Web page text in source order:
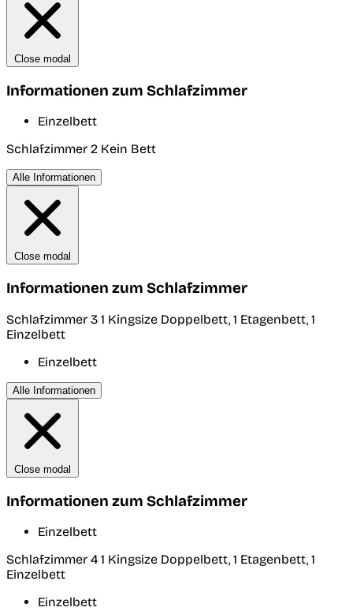
Close modal
Informationen zum Schlafzimmer
Einzelbett
Schlafzimmer 2 Kein Bett
Alle Informationen
Close modal
Informationen zum Schlafzimmer
Schlafzimmer 3 1 Kingsize Doppelbett, 1 Etagenbett, 1
Einzelbett
Einzelbett
Alle Informationen
Close modal
Informationen zum Schlafzimmer
Einzelbett
Schlafzimmer 4 1 Kingsize Doppelbett, 1 Etagenbett, 1
Einzelbett
Einzelbett